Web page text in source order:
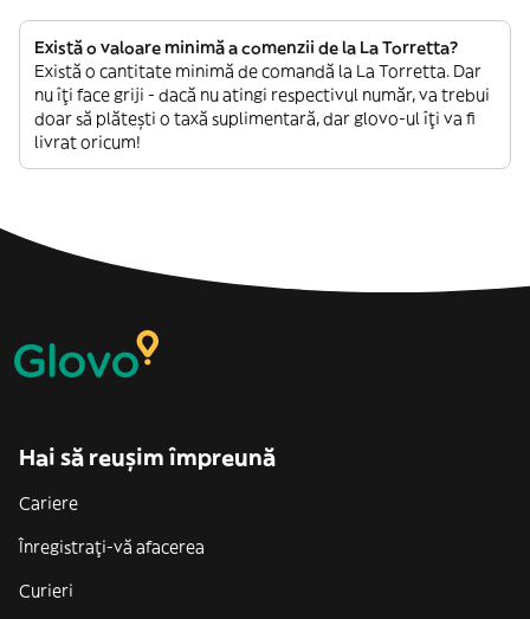
Există o valoare minimă a comenzii de la La Torretta?
Există o cantitate minimă de comandă la La Torretta. Dar
nu îți face griji - dacă nu atingi respectivul număr, va trebui
doar să plătești o taxă suplimentară, dar glovo-ul îți va fi
livrat oricum!
Hai să reușim împreună
Cariere
Înregistrați-vă afacerea
Curieri